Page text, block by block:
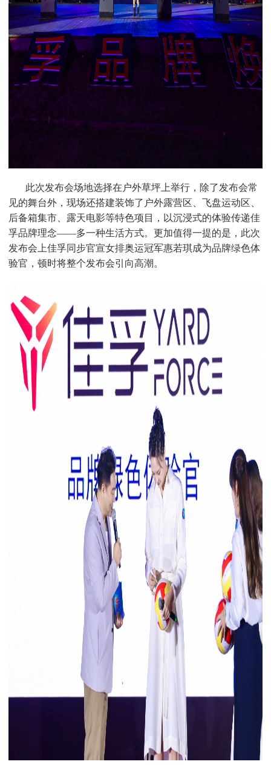
此次发布会场地选择在户外草坪上举行，除了发布会常
见的舞台外，现场还搭建装饰了户外露营区、飞盘运动区、
后备箱集市、露天电影等特色项目，以沉浸式的体验传递佳
孚品牌理念——多一种生活方式。更加值得一提的是，此次
发布会上佳孚同步官宣女排奥运冠军惠若琪成为品牌绿色体
验官，顿时将整个发布会引向高潮 。